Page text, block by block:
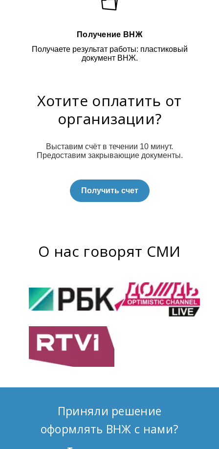
Получение ВНЖ
Получаете результат работы: пластиковый
документ ВНЖ.
Хотите оплатить от
организации?
Выставим счёт в течении 10 минут.
Предоставим закрывающие документы.
Получить счет
О нас говорят СМИ
Приняли решение
оформлять ВНЖ с нами?